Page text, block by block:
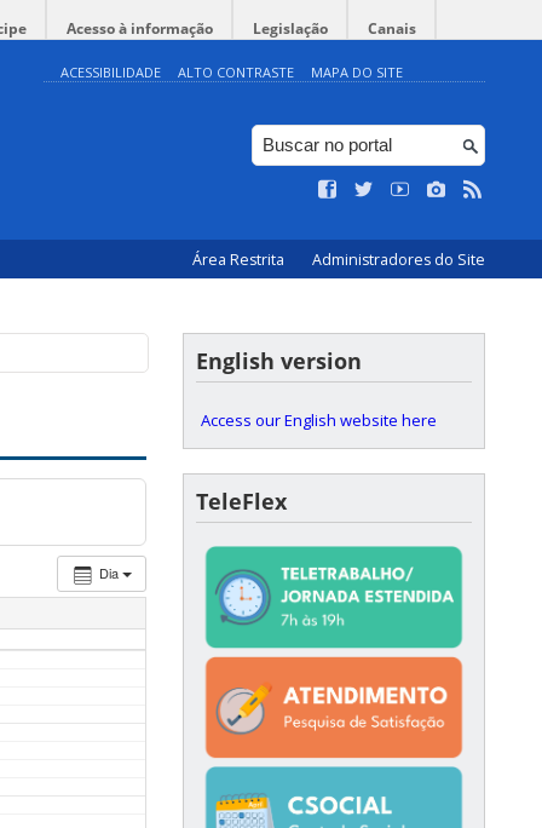
Acesso à informação Legislação Canais
ACESSIBILIDADE ALTO CONTRASTE MAPA DO SITE
Área Restrita Administradores do Site
Dia
English version
Access our English website here
TeleFlex